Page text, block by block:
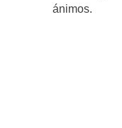
ánimos.